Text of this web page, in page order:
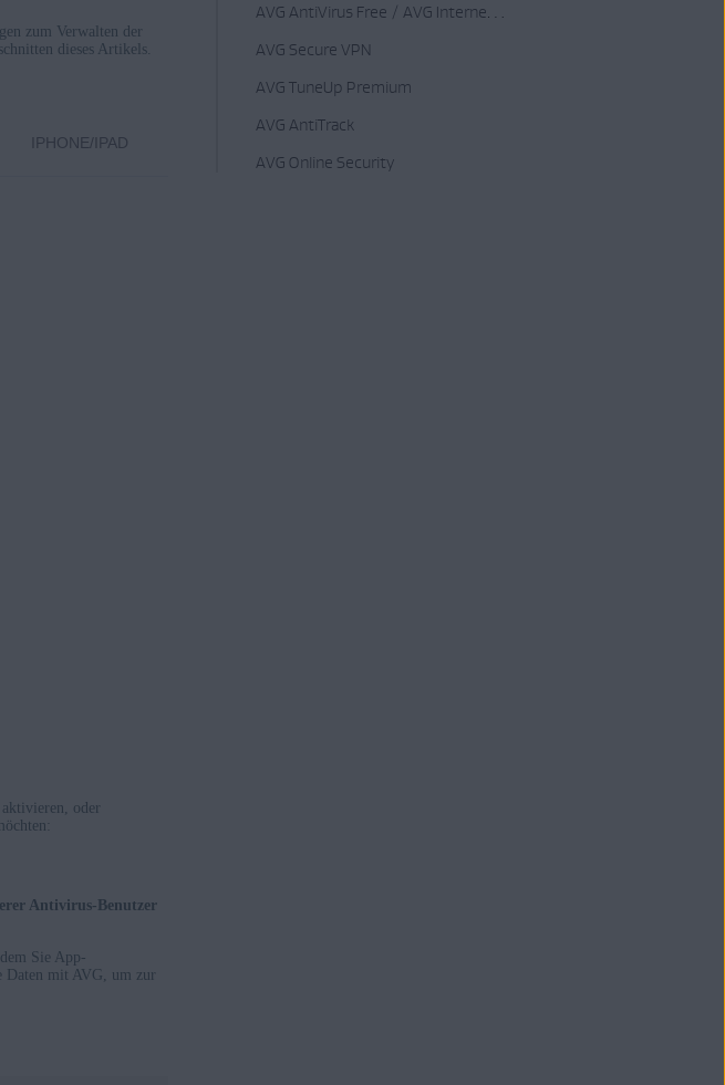
zum Verwalten der
dieses Artikels.
IPHONE/IPAD
oder
Antivirus-Benutzer
Sie App-
Daten mit AVG, um zur
AVG AntiVirus Free / AVG Internet Security
AVG Secure VPN
AVG TuneUp Premium
AVG AntiTrack
AVG Online Security